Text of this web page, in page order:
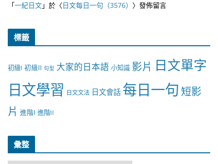
「一紀日文」於〈日文每日一句（3576） 〉發佈留言
標籤
初級I 初級II 句型 大家的日本語 小知識 影片 日文單字
日文學習 日文文法 日文會話 每日一句 短影
片 進階I 進階II
彙整